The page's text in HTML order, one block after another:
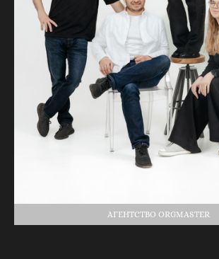
АГЕНТСТВО ORGMASTER